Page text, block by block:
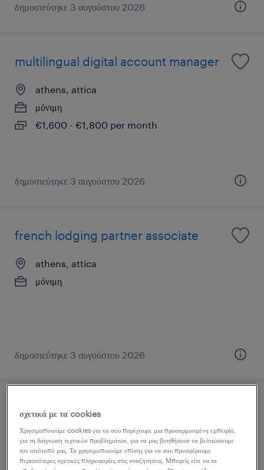
δημοσιεύτηκε 3 αυγούστου 2026
multilingual digital account manager
athens, attica
μόνιμη
€1,600 - €1,800 per month
δημοσιεύτηκε 3 αυγούστου 2026
french lodging partner associate
athens, attica
μόνιμη
δημοσιεύτηκε 3 αυγούστου 2026
french speaking collection advisor -
swiss market
athens, attica
σχετικά με τα cookies
Χρησιμοποιούμε cookies για να σου παρέχουμε μια προσαρμοσμένη εμπειρία,
για τη διάγνωση τεχνικών προβλημάτων, για να μας βοηθήσουν να βελτιώσουμε
τον ιστότοπό μας. Τα χρησιμοποιούμε επίσης για να σου προσφέρουμε
περισσότερες σχετικές πληροφορίες στις αναζητήσεις. Μπορείς είτε να τα